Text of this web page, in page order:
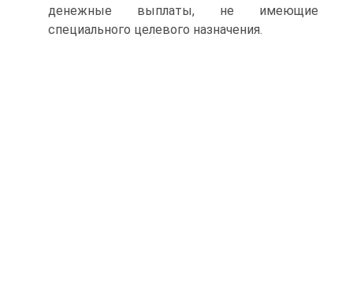
денежные выплаты, не имеющие
специального целевого назначения.